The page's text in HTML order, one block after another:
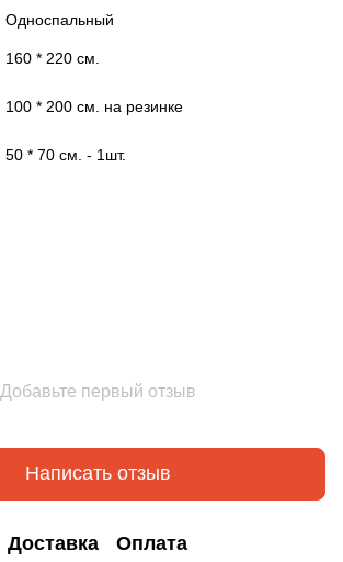
Односпальный
160 * 220 см.
100 * 200 см. на резинке
50 * 70 см. - 1шт.
Добавьте первый отзыв
Написать отзыв
Доставка Оплата